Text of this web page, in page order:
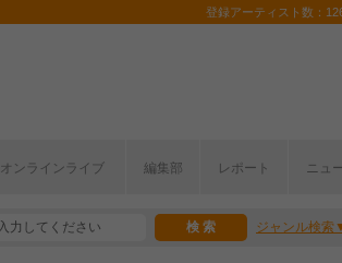
登録アーティスト数：
オンラインライブ 編集部 レポート ニュ
ジャンル検索